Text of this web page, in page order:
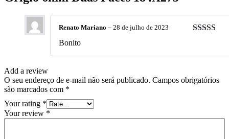
Renato Mariano – 28 de julho de 2023
Bonito
Add a review
O seu endereço de e-mail não será publicado. Campos obrigatórios
são marcados com *
Your rating *
Your review *